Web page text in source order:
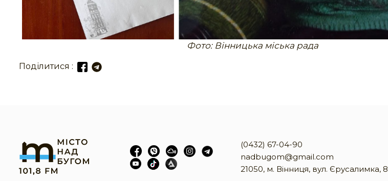
Фото: Вінницька міська рада
Поділитися :
(0432) 67-04-90
nadbugom@gmail.com
21050, м. Вінниця, вул. Єрусалимка, 8